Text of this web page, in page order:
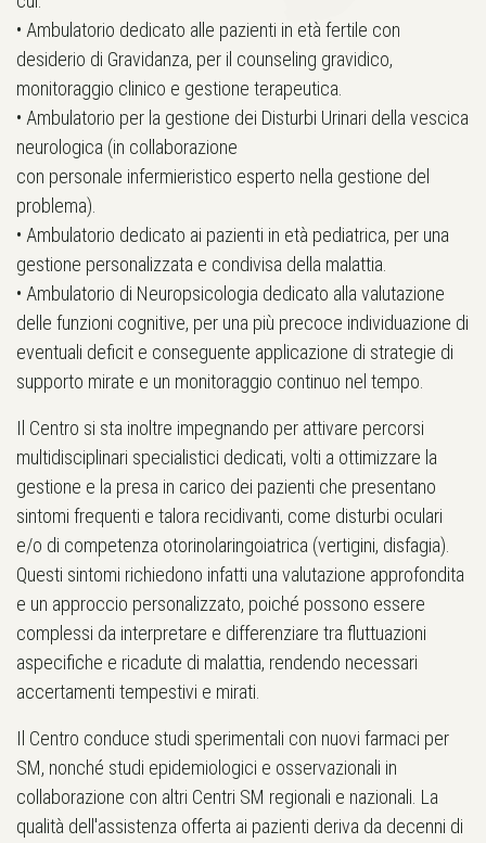
•⁠ Ambulatorio dedicato alle pazienti in età fertile con
desiderio di Gravidanza, per il counseling gravidico,
monitoraggio clinico e gestione terapeutica.
•⁠ Ambulatorio per la gestione dei Disturbi Urinari della vescica
neurologica (in collaborazione
con personale infermieristico esperto nella gestione del
problema).
•⁠ Ambulatorio dedicato ai pazienti in età pediatrica, per una
gestione personalizzata e condivisa della malattia.
•⁠ Ambulatorio di Neuropsicologia dedicato alla valutazione
delle funzioni cognitive, per una più precoce individuazione di
eventuali deficit e conseguente applicazione di strategie di
supporto mirate e un monitoraggio continuo nel tempo.
Il Centro si sta inoltre impegnando per attivare percorsi
multidisciplinari specialistici dedicati, volti a ottimizzare la
gestione e la presa in carico dei pazienti che presentano
sintomi frequenti e talora recidivanti, come disturbi oculari
e/o di competenza otorinolaringoiatrica (vertigini, disfagia).
Questi sintomi richiedono infatti una valutazione approfondita
e un approccio personalizzato, poiché possono essere
complessi da interpretare e differenziare tra fluttuazioni
aspecifiche e ricadute di malattia, rendendo necessari
accertamenti tempestivi e mirati.
Il Centro conduce studi sperimentali con nuovi farmaci per
SM, nonché studi epidemiologici e osservazionali in
collaborazione con altri Centri SM regionali e nazionali. La
qualità dell'assistenza offerta ai pazienti deriva da decenni di